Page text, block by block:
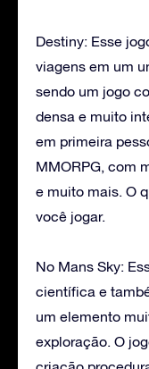
Destiny: Esse
viagens em um
sendo um jogo
densa e muito
em primeira
MMORPG, com
e muito mais. O
você jogar.
No Mans Sky:
científica e
um elemento
exploração. O